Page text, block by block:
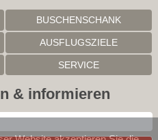
BUSCHENSCHANK
AUSFLUGSZIELE
SERVICE
& informieren